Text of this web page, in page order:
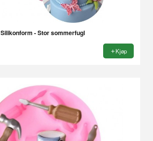
Silikonform - Stor sommerfugl
Kjøp